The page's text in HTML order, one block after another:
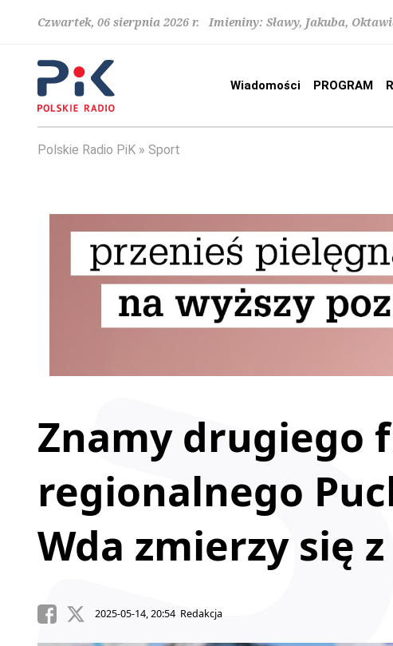
Czwartek, 06 sierpnia 2026 r. Imieniny: Sławy, Jakuba,
Wiadomości PROGRAM
Polskie Radio PiK Sport
Znamy drugiego
regionalnego
Wda zmierzy się
2025-05-14, 20:54 Redakcja